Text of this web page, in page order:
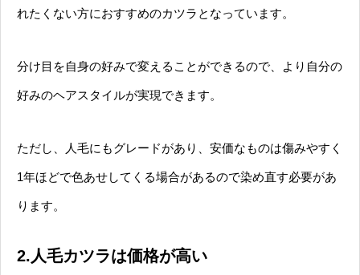
れたくない方におすすめのカツラとなっています。
分け目を自身の好みで変えることができるので、より自分の
好みのヘアスタイルが実現できます。
ただし、人毛にもグレードがあり、安価なものは傷みやすく
1年ほどで色あせしてくる場合があるので染め直す必要があ
ります。
2.人毛カツラは価格が高い